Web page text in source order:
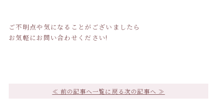
ご不明点や気になることがございましたら
お気軽にお問い合わせください!
≪ 前の記事へ一覧に戻る次の記事へ ≫